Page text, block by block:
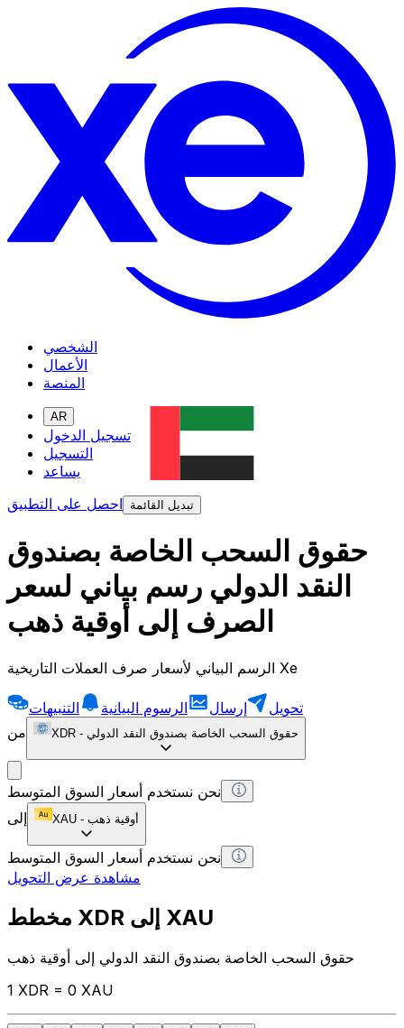
الشخصي
الأعمال
المنصة
AR
تسجيل الدخول
التسجيل
يساعد
احصل على التطبيق
تبديل القائمة
حقوق السحب الخاصة بصندوق
النقد الدولي رسم بياني لسعر
الصرف إلى أوقية ذهب
الرسم البياني لأسعار صرف العملات التاريخية Xe
تحويل إرسال الرسوم البيانية
التنبيهات
من
XDR - حقوق السحب الخاصة بصندوق النقد الدولي
نحن نستخدم أسعار السوق المتوسط
إلى
XAU - أوقية ذهب
نحن نستخدم أسعار السوق المتوسط
مشاهدة عرض التحويل
مخطط XDR إلى XAU
حقوق السحب الخاصة بصندوق النقد الدولي إلى أوقية ذهب
1 XDR = 0 XAU